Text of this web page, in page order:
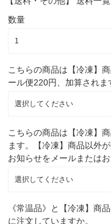
数量
こちらの商品は【冷凍】
ール便220円、加算されま
こちらの商品は【冷凍】
ます。【冷凍】商品以外
お知らせをメールまたは
《常温品》と【冷凍】商
に注文していますか。